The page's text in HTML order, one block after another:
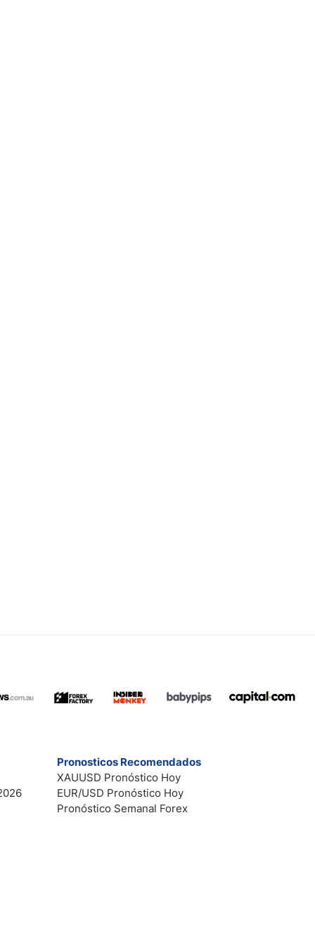
Pronosticos Recomendados
XAUUSD Pronóstico Hoy
EUR/USD Pronóstico Hoy
Pronóstico Semanal Forex